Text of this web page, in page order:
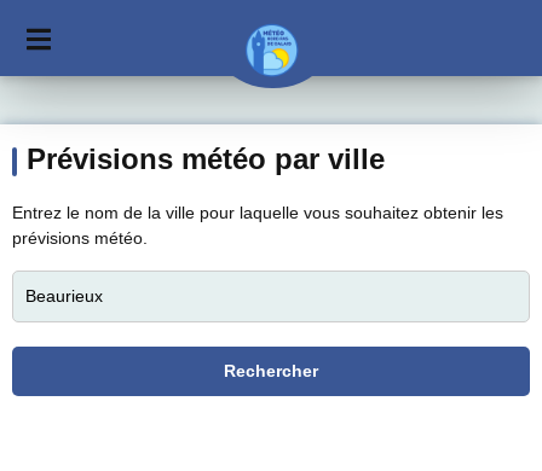
Prévisions météo par ville
Entrez le nom de la ville pour laquelle vous souhaitez obtenir les
prévisions météo.